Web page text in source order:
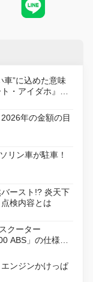
車”に込めた意味
・アイダホ』が
年の金額の目
リン車が駐車！
ースト!? 炎天下
検内容とは
クーター
ABS」の仕様を
ンジンかけっぱ